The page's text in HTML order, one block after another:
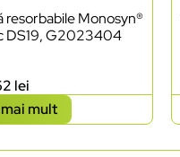
resorbabile Monosyn®
DS19, G2023404
lei
mult